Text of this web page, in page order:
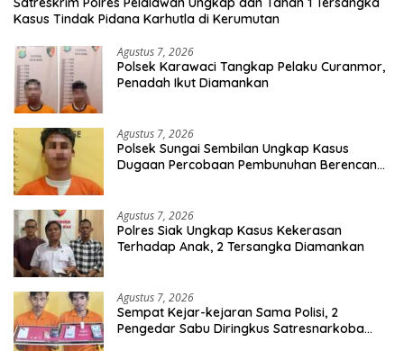
Kasus Tindak Pidana Karhutla di Kerumutan
Agustus 7, 2026
Polsek Karawaci Tangkap Pelaku Curanmor,
Penadah Ikut Diamankan
Agustus 7, 2026
Polsek Sungai Sembilan Ungkap Kasus
Dugaan Percobaan Pembunuhan Berencana,
Agustus 7, 2026
Polres Siak Ungkap Kasus Kekerasan
Terhadap Anak, 2 Tersangka Diamankan
Agustus 7, 2026
Sempat Kejar-kejaran Sama Polisi, 2
Pengedar Sabu Diringkus Satresnarkoba